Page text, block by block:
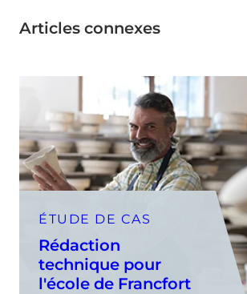
Articles connexes
ÉTUDE DE CAS
Rédaction
technique pour
l'école de Francfort